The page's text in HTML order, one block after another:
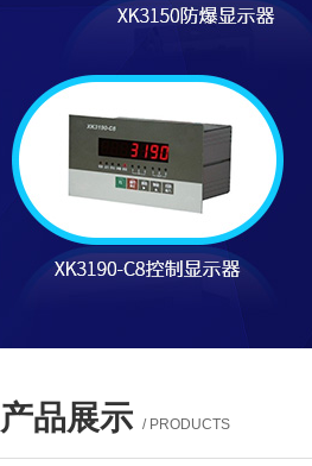
产品展示 / PRODUCTS